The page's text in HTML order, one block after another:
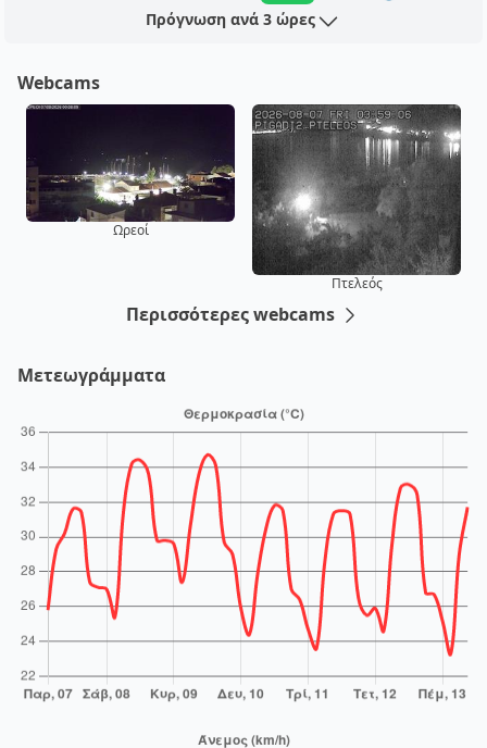
Πρόγνωση ανά 3 ώρες
Webcams
Ωρεοί
Πτελεός
Περισσότερες webcams
Μετεωγράμματα